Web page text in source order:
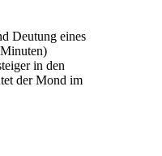
Deutung eines
in den
der Mond im